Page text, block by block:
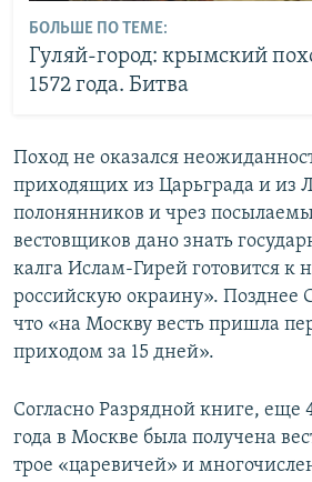
БОЛЬШЕ ПО ТЕМЕ:
Гуляй-город: крымский
1572 года. Битва
Поход не оказался
приходящих из Царьграда и из
полонянников и чрез
вестовщиков дано знать
калга Ислам-Гирей готовится к
российскую окраину». Позднее
что «на Москву весть пришла
приходом за 15 дней».
Согласно Разрядной книге, еще
года в Москве была получена
трое «царевичей» и